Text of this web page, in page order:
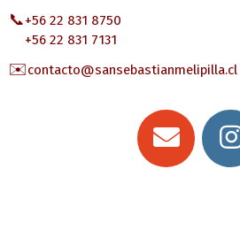
📞+56 22 831 8750
+56 22 831 7131
✉️contacto@sansebastianmelipilla.cl